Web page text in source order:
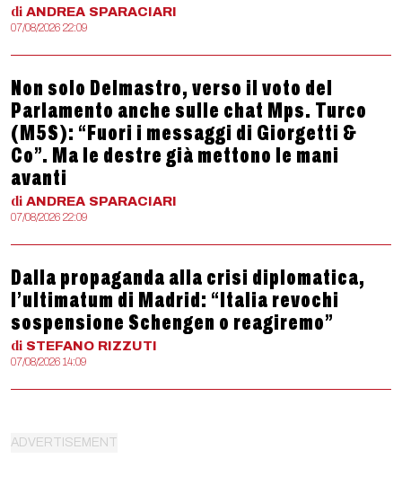
di ANDREA SPARACIARI
07/08/2026 22:09
Non solo Delmastro, verso il voto del
Parlamento anche sulle chat Mps. Turco
(M5S): “Fuori i messaggi di Giorgetti &
Co”. Ma le destre già mettono le mani
avanti
di ANDREA SPARACIARI
07/08/2026 22:09
Dalla propaganda alla crisi diplomatica,
l’ultimatum di Madrid: “Italia revochi
sospensione Schengen o reagiremo”
di STEFANO RIZZUTI
07/08/2026 14:09